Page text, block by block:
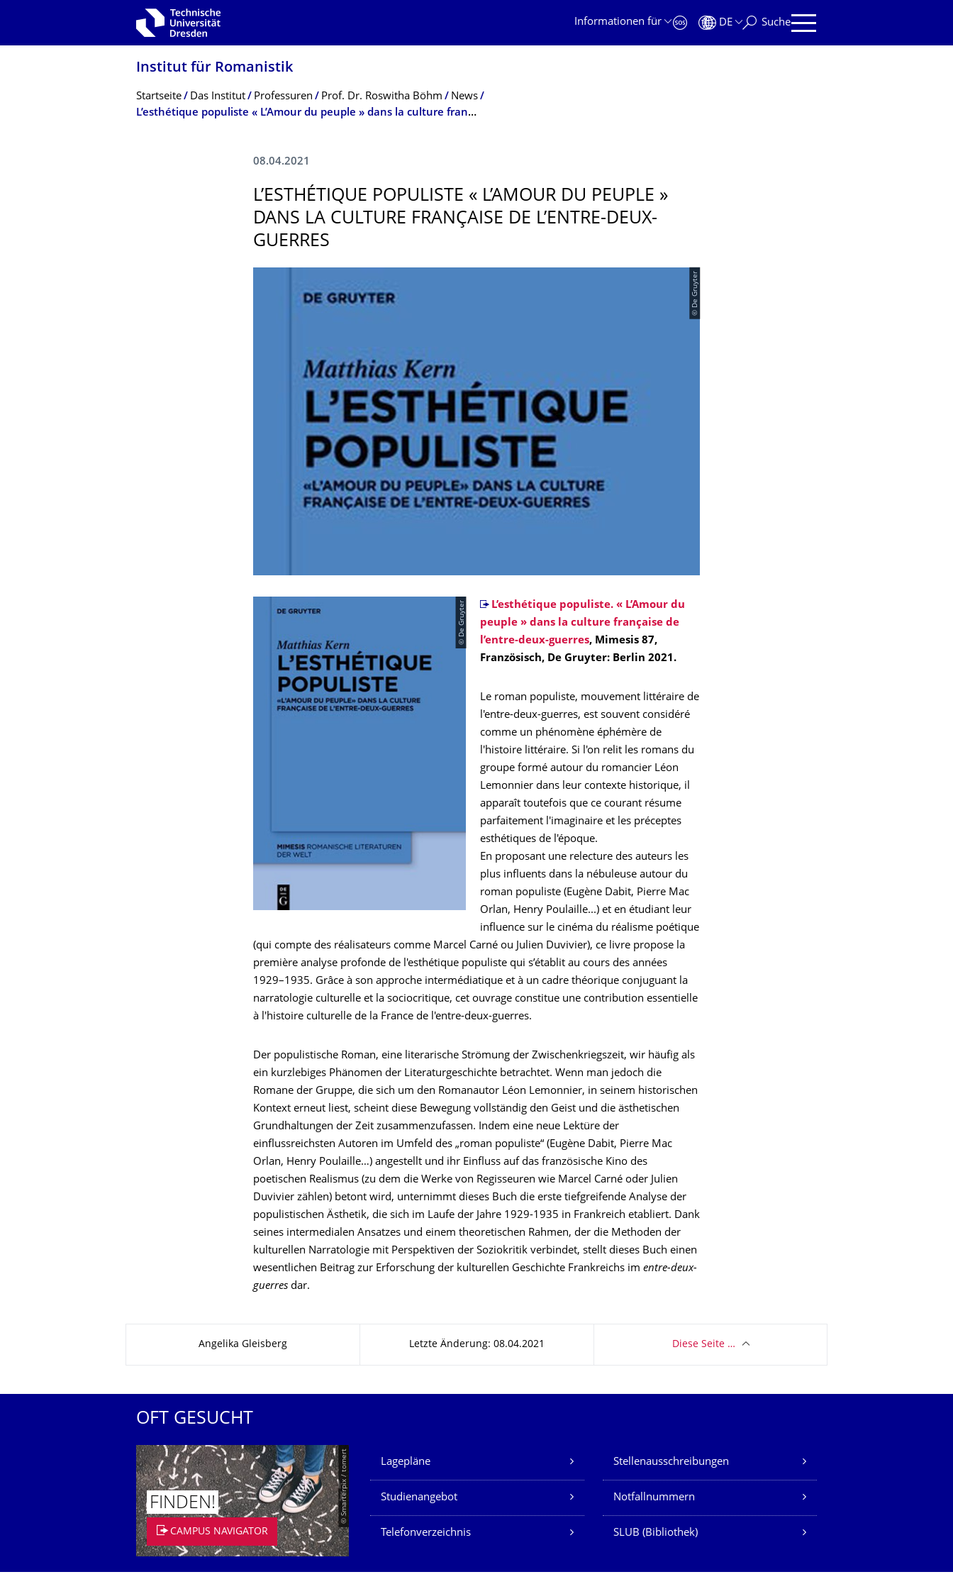
Zur Hauptnavigation springen
Informationen für
DE Suche
Institut für Romanistik
Breadcrumb-Menü
Startseite Das Institut Professuren Prof. Dr. Roswitha Böhm
News
L’esthétique populiste « L’Amour du peuple » dans la culture française de l’entre-deux-guerres
08.04.2021
L’ESTHÉTIQUE POPULISTE « L’AMOUR DU PEUPLE »
DANS LA CULTURE FRANÇAISE DE L’ENTRE-DEUX-
GUERRES
© De Gruyter
© De Gruyter
L’esthétique populiste. « L’Amour du
peuple » dans la culture française de
l’entre-deux-guerres, Mimesis 87,
Französisch, De Gruyter: Berlin 2021.
Le roman populiste, mouvement littéraire de
l'entre-deux-guerres, est souvent considéré
comme un phénomène éphémère de
l'histoire littéraire. Si l'on relit les romans du
groupe formé autour du romancier Léon
Lemonnier dans leur contexte historique, il
apparaît toutefois que ce courant résume
parfaitement l'imaginaire et les préceptes
esthétiques de l'époque.
En proposant une relecture des auteurs les
plus influents dans la nébuleuse autour du
roman populiste (Eugène Dabit, Pierre Mac
Orlan, Henry Poulaille...) et en étudiant leur
influence sur le cinéma du réalisme poétique
(qui compte des réalisateurs comme Marcel Carné ou Julien Duvivier), ce livre propose la
première analyse profonde de l'esthétique populiste qui s’établit au cours des années
1929–1935. Grâce à son approche intermédiatique et à un cadre théorique conjuguant la
narratologie culturelle et la sociocritique, cet ouvrage constitue une contribution essentielle
à l'histoire culturelle de la France de l'entre-deux-guerres.
Der populistische Roman, eine literarische Strömung der Zwischenkriegszeit, wir häufig als
ein kurzlebiges Phänomen der Literaturgeschichte betrachtet. Wenn man jedoch die
Romane der Gruppe, die sich um den Romanautor Léon Lemonnier, in seinem historischen
Kontext erneut liest, scheint diese Bewegung vollständig den Geist und die ästhetischen
Grundhaltungen der Zeit zusammenzufassen. Indem eine neue Lektüre der
einflussreichsten Autoren im Umfeld des „roman populiste“ (Eugène Dabit, Pierre Mac
Orlan, Henry Poulaille…) angestellt und ihr Einfluss auf das französische Kino des
poetischen Realismus (zu dem die Werke von Regisseuren wie Marcel Carné oder Julien
Duvivier zählen) betont wird, unternimmt dieses Buch die erste tiefgreifende Analyse der
populistischen Ästhetik, die sich im Laufe der Jahre 1929-1935 in Frankreich etabliert. Dank
seines intermedialen Ansatzes und einem theoretischen Rahmen, der die Methoden der
kulturellen Narratologie mit Perspektiven der Soziokritik verbindet, stellt dieses Buch einen
wesentlichen Beitrag zur Erforschung der kulturellen Geschichte Frankreichs im entre-deux-
guerres dar.
Angelika Gleisberg Letzte Änderung: 08.04.2021 Diese Seite …
OFT GESUCHT
© Smarterpix / tomert
FINDEN!
CAMPUS NAVIGATOR
Unsere Dienste
Lagepläne Stellenausschreibungen
Studienangebot Notfallnummern
Telefonverzeichnis SLUB (Bibliothek)